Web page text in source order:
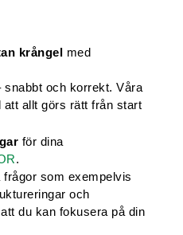
krångel med
snabbt och korrekt. Våra
allt görs rätt från start
för dina
.
som exempelvis
och
du kan fokusera på din